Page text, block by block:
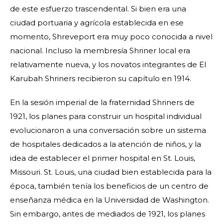
de este esfuerzo trascendental. Si bien era una
ciudad portuaria y agrícola establecida en ese
momento, Shreveport era muy poco conocida a nivel
nacional. Incluso la membresía Shriner local era
relativamente nueva, y los novatos integrantes de El
Karubah Shriners recibieron su capítulo en 1914.
En la sesión imperial de la fraternidad Shriners de
1921, los planes para construir un hospital individual
evolucionaron a una conversación sobre un sistema
de hospitales dedicados a la atención de niños, y la
idea de establecer el primer hospital en St. Louis,
Missouri. St. Louis, una ciudad bien establecida para la
época, también tenía los beneficios de un centro de
enseñanza médica en la Universidad de Washington.
Sin embargo, antes de mediados de 1921, los planes